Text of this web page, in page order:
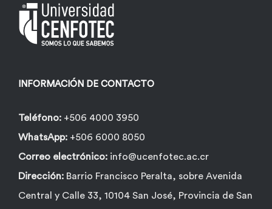
INFORMACIÓN DE CONTACTO
Teléfono: +506 4000 3950
WhatsApp: +506 6000 8050
Correo electrónico: info@ucenfotec.ac.cr
Dirección: Barrio Francisco Peralta, sobre Avenida
Central y Calle 33, 10104 San José, Provincia de San